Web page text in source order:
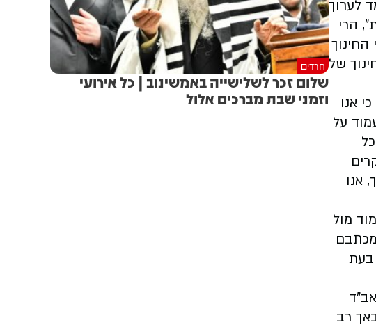
לערוך
הרי
של
אנו
על
אנו
מול
בעת
רב
חרדים
שלום זכר לשלישייה באמשינוב | כל אירועי
וזמני שבת מברכים אלול